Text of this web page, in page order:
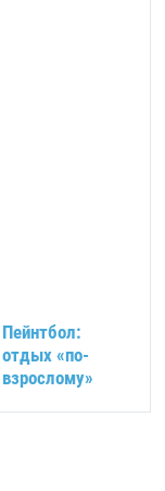
Пейнтбол:
отдых «по-
взрослому»